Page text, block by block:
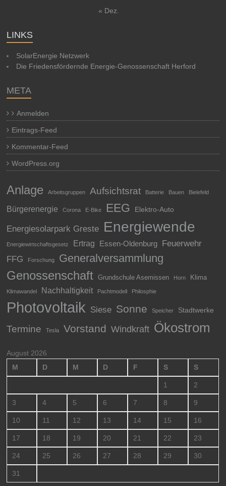
« Dez.
LINKS
SolarEnergie Netzwerk
Die Friedensfördernde Energie-Genossenschaft Herford
META
Anmelden
Eintrags-Feed
Kommentar-Feed
WordPress.org
Anlage Arbeitsgruppen Aufsichtsrat Batterie Bauen Bielefeld
Bürgerenergie Corona E-Bike EEG Elektro-Auto
Energiesolarpark Greste Energiewende
Energiewirtschaftsgesetz Ertrag Essen-Oldenburg
Feuerwehr
FFG
Forschung Generalversammlung
Genossenschaft Grundschule Asemissen Horn Klima
Klimawandel Nachhaltigkeit Pachtmodell Philosphie
Photovoltaik Siese Sonne Speicher Stadtwerke
Termine Tesla Vorstand Windkraft Ökostrom
August 2026
M
D M D F S S
1 2
3 4 5 6 7 8 9
10 11 12 13 14 15 16
17 18 19 20 21 22 23
24 25 26 27 28 29 30
31